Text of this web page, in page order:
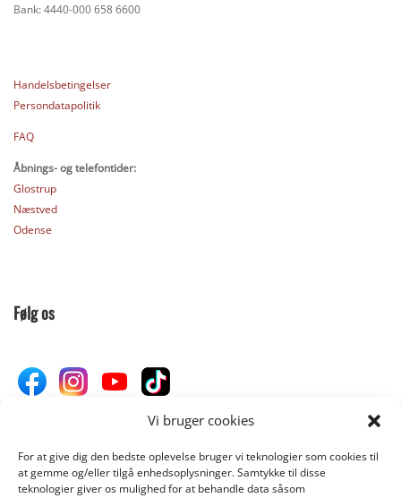
Vi bruger cookies
For at give dig den bedste oplevelse bruger vi teknologier som cookies til
at gemme og/eller tilgå enhedsoplysninger. Samtykke til disse
teknologier giver os mulighed for at behandle data såsom
Bank: 4440-000 658 6600
Handelsbetingelser
Persondatapolitik
FAQ
Åbnings- og telefontider:
Glostrup
Næstved
Odense
Følg os
Donér til Inges Kattehjem